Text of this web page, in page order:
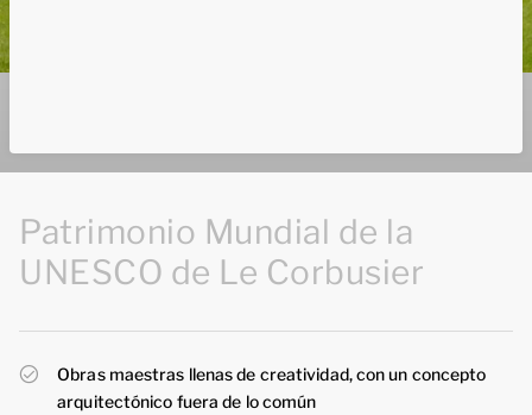
Patrimonio Mundial de la
UNESCO de Le Corbusier
Obras maestras llenas de creatividad, con un concepto
arquitectónico fuera de lo común